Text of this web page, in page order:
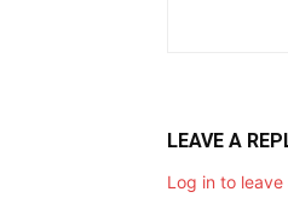
LEAVE A
Log in to